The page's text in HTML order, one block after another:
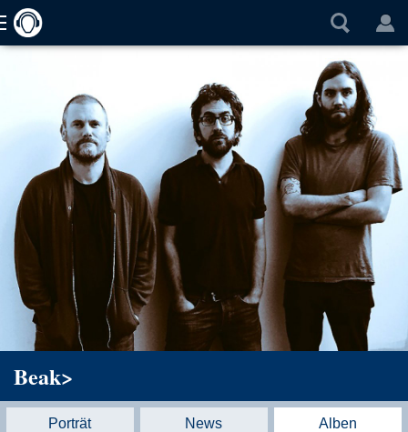
Beak>
Porträt News Alben